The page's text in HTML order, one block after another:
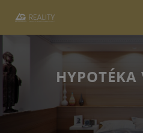
HYPOTÉKA